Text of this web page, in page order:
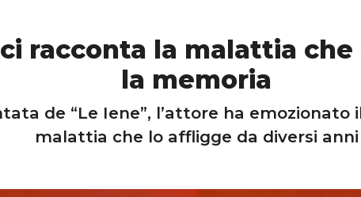
racconta la malattia
la memoria
de “Le Iene”, l’attore ha emozionato
malattia che lo affligge da diversi anni